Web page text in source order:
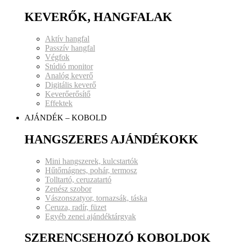
KEVERŐK, HANGFALAK
Aktív hangfal
Passzív hangfal
Végfok
Stúdió monitor
Analóg keverő
Digitális keverő
Keverőerősítő
Effektek
AJÁNDÉK – KOBOLD
HANGSZERES AJÁNDÉKOKK
Mini hangszerek, kulcstartók
Hűtőmágnes, pohár, termosz
Tolltartó, ceruzatartó
Zenész szobor
Vászonszatyor, tornazsák, táska
Ceruza, radír, füzet
Egyéb zenei ajándéktárgyak
SZERENCSEHOZÓ KOBOLDOK